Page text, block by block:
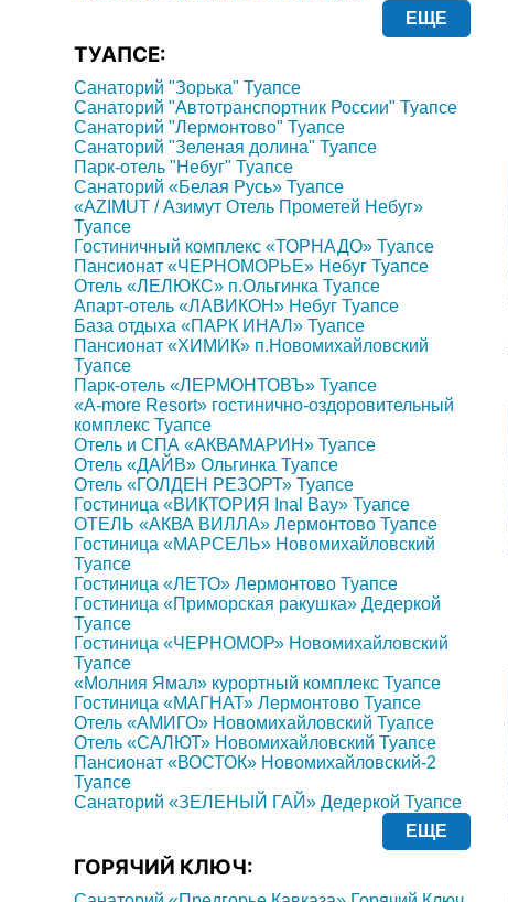
ЕЩЕ
ТУАПСЕ:
Санаторий "Зорька" Туапсе
Санаторий "Автотранспортник России" Туапсе
Санаторий "Лермонтово" Туапсе
Санаторий "Зеленая долина" Туапсе
Парк-отель "Небуг" Туапсе
Санаторий «Белая Русь» Туапсе
«AZIMUT / Азимут Отель Прометей Небуг»
Туапсе
Гостиничный комплекс «ТОРНАДО» Туапсе
Пансионат «ЧЕРНОМОРЬЕ» Небуг Туапсе
Отель «ЛЕЛЮКС» п.Ольгинка Туапсе
Апарт-отель «ЛАВИКОН» Небуг Туапсе
База отдыха «ПАРК ИНАЛ» Туапсе
Пансионат «ХИМИК» п.Новомихайловский
Туапсе
Парк-отель «ЛЕРМОНТОВЪ» Туапсе
«A-more Resort» гостинично-оздоровительный
комплекс Туапсе
Отель и СПА «АКВАМАРИН» Туапсе
Отель «ДАЙВ» Ольгинка Туапсе
Отель «ГОЛДЕН РЕЗОРТ» Туапсе
Гостиница «ВИКТОРИЯ Inal Bay» Туапсе
ОТЕЛЬ «АКВА ВИЛЛА» Лермонтово Туапсе
Гостиница «МАРСЕЛЬ» Новомихайловский
Туапсе
Гостиница «ЛЕТО» Лермонтово Туапсе
Гостиница «Приморская ракушка» Дедеркой
Туапсе
Гостиница «ЧЕРНОМОР» Новомихайловский
Туапсе
«Молния Ямал» курортный комплекс Туапсе
Гостиница «МАГНАТ» Лермонтово Туапсе
Отель «АМИГО» Новомихайловский Туапсе
Отель «САЛЮТ» Новомихайловский Туапсе
Пансионат «ВОСТОК» Новомихайловский-2
Туапсе
Санаторий «ЗЕЛЕНЫЙ ГАЙ» Дедеркой Туапсе
ЕЩЕ
ГОРЯЧИЙ КЛЮЧ: